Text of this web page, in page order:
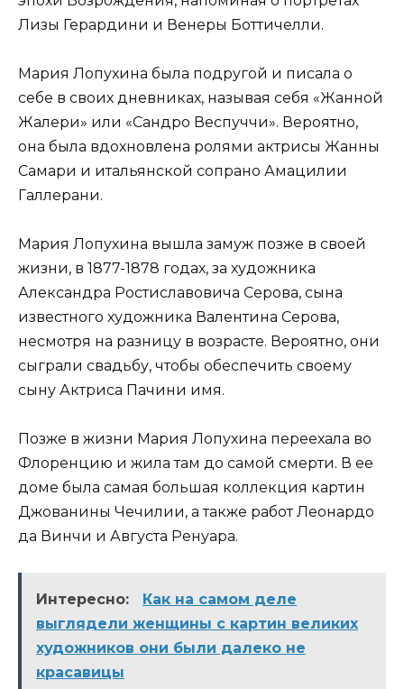
Лизы Герардини и Венеры Боттичелли.
Мария Лопухина была подругой и писала о
себе в своих дневниках, называя себя «Жанной
Жалери» или «Сандро Веспуччи». Вероятно,
она была вдохновлена ролями актрисы Жанны
Самари и итальянской сопрано Амацилии
Галлерани.
Мария Лопухина вышла замуж позже в своей
жизни, в 1877-1878 годах, за художника
Александра Ростиславовича Серова, сына
известного художника Валентина Серова,
несмотря на разницу в возрасте. Вероятно, они
сыграли свадьбу, чтобы обеспечить своему
сыну Актриса Пачини имя.
Позже в жизни Мария Лопухина переехала во
Флоренцию и жила там до самой смерти. В ее
доме была самая большая коллекция картин
Джованины Чечилии, а также работ Леонардо
да Винчи и Августа Ренуара.
Интересно:
Как на самом деле
выглядели женщины с картин великих
художников они были далеко не
красавицы